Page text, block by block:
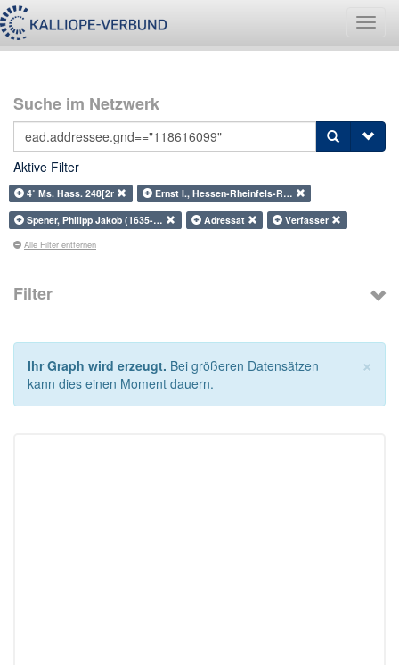
Suche im Netzwerk
Aktive Filter
4˚ Ms. Hass. 248[2r
Ernst I., Hessen-Rheinfels-R…
Spener, Philipp Jakob (1635-…
Adressat Verfasser
Alle Filter entfernen
Filter
×
Ihr Graph wird erzeugt. Bei größeren Datensätzen
kann dies einen Moment dauern.